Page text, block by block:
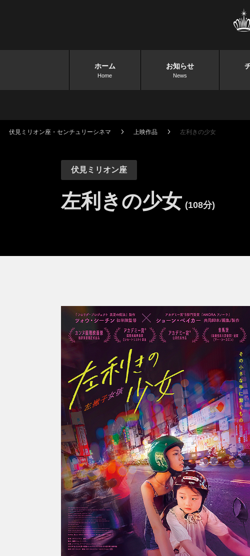
ホーム
Home
お知らせ
News
伏見ミリオン座・センチュリーシネマ 上映作品 左利きの少女
伏見ミリオン座
左利きの少女 (108分)